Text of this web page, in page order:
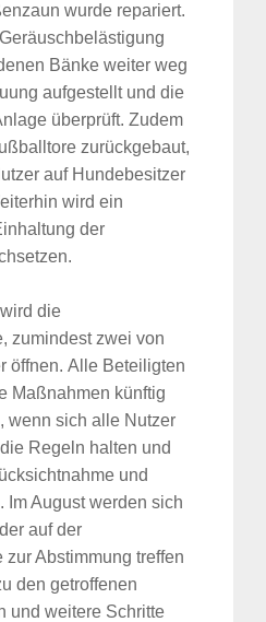
wurde repariert.
Bänke weiter weg
aufgestellt und die
überprüft. Zudem
zurückgebaut,
auf Hundebesitzer
wird ein
der
die
zumindest zwei von
öffnen. Alle Beteiligten
Maßnahmen künftig
wenn sich alle Nutzer
Regeln halten und
und
Im August werden sich
auf der
Abstimmung treffen
den getroffenen
und weitere Schritte